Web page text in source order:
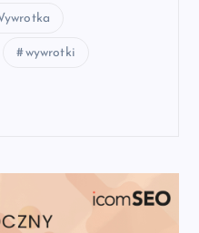
wywrotki